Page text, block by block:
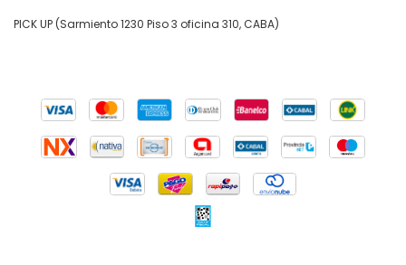
PICK UP (Sarmiento 1230 Piso 3 oficina 310, CABA)